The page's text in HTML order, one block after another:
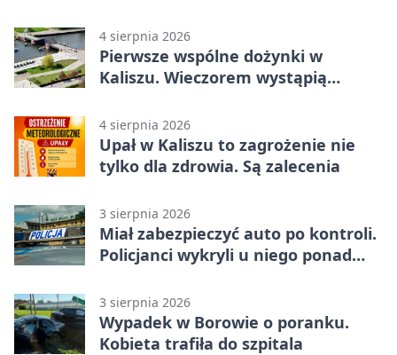
4 sierpnia 2026
Pierwsze wspólne dożynki w
Kaliszu. Wieczorem wystąpią
4 sierpnia 2026
Upał w Kaliszu to zagrożenie nie
tylko dla zdrowia. Są zalecenia
3 sierpnia 2026
Miał zabezpieczyć auto po kontroli.
Policjanci wykryli u niego ponad
3 sierpnia 2026
Wypadek w Borowie o poranku.
Kobieta trafiła do szpitala